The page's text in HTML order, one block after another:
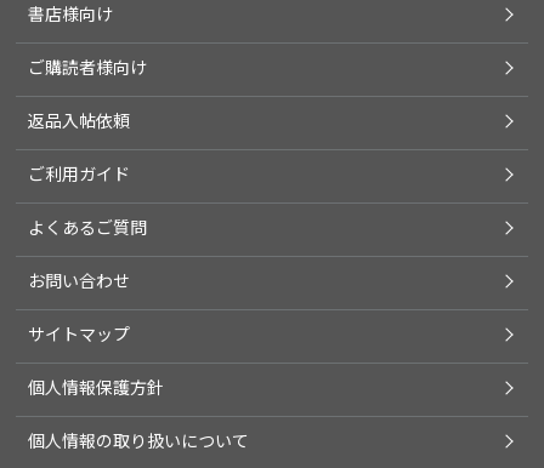
書店様向け
ご購読者様向け
返品入帖依頼
ご利用ガイド
よくあるご質問
お問い合わせ
サイトマップ
個人情報保護方針
個人情報の取り扱いについて